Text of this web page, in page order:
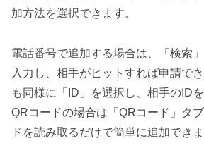
加方法を選択できます。
電話番号で追加する場合は、「検索
入力し、相手がヒットすれば申請で
も同様に「ID」を選択し、相手のID
QRコードの場合は「QRコード」タ
ドを読み取るだけで簡単に追加できま